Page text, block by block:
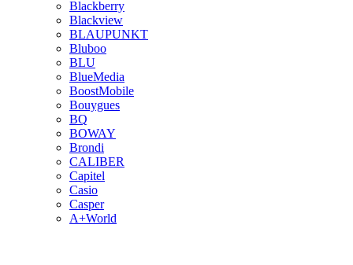
Blackberry
Blackview
BLAUPUNKT
Bluboo
BLU
BlueMedia
BoostMobile
Bouygues
BQ
BOWAY
Brondi
CALIBER
Capitel
Casio
Casper
A+World